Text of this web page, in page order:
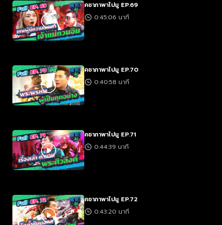
คชาภาพาไปมู EP.69
0:45:06 นาที
คชาภาพาไปมู EP.70
0:40:58 นาที
คชาภาพาไปมู EP.71
0:44:39 นาที
คชาภาพาไปมู EP.72
0:43:20 นาที